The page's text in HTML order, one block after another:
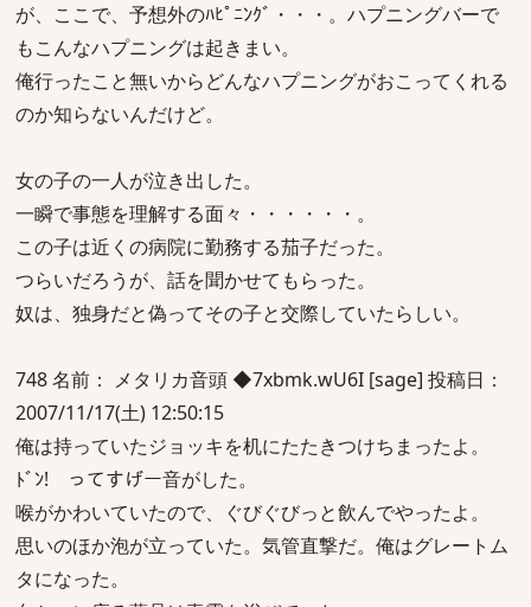
が、ここで、予想外のﾊﾋﾟﾆﾝｸﾞ・・・。ハプニングバーで
もこんなハプニングは起きまい。
俺行ったこと無いからどんなハプニングがおこってくれる
のか知らないんだけど。
女の子の一人が泣き出した。
一瞬で事態を理解する面々・・・・・・。
この子は近くの病院に勤務する茄子だった。
つらいだろうが、話を聞かせてもらった。
奴は、独身だと偽ってその子と交際していたらしい。
748 名前： メタリカ音頭 ◆7xbmk.wU6I [sage] 投稿日：
2007/11/17(土) 12:50:15
俺は持っていたジョッキを机にたたきつけちまったよ。
ﾄﾞﾝ! ってすげー音がした。
喉がかわいていたので、ぐびぐびっと飲んでやったよ。
思いのほか泡が立っていた。気管直撃だ。俺はグレートム
タになった。